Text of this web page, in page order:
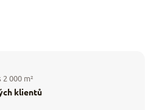
000 m²
klientů